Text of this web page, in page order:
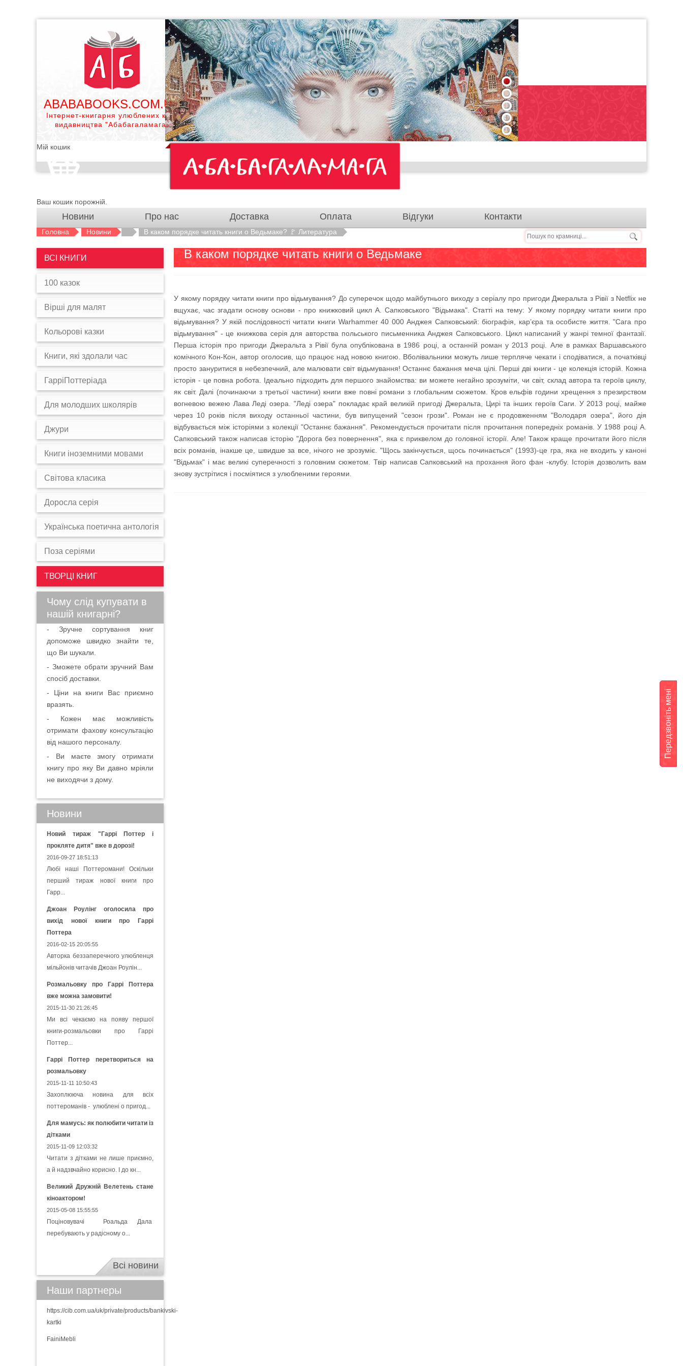
Передзвоніть мені
ABABABOOKS.COM.UA
Інтернет-книгарня улюблених книг
видавництва "Абабагаламага"
1
2
3
4
5
Мій кошик
Ваш кошик порожній.
Новини Про нас Доставка Оплата Відгуки Контакти
Головна Новини В каком порядке читать книги о Ведьмаке? 🚩 Литература
В каком порядке читать книги о Ведьмаке
У якому порядку читати книги про відьмування? До суперечок щодо майбутнього виходу з серіалу про пригоди Джеральта з Рівії з Netflix не
вщухає, час згадати основу основи - про книжковий цикл А. Сапковського "Відьмака". Статті на тему: У якому порядку читати книги про
відьмування? У якій послідовності читати книги Warhammer 40 000 Анджея Сапковський: біографія, кар’єра та особисте життя. "Сага про
відьмування" - це книжкова серія для авторства польського письменника Анджея Сапковського. Цикл написаний у жанрі темної фантазії.
Перша історія про пригоди Джеральта з Рівії була опублікована в 1986 році, а останній роман у 2013 році. Але в рамках Варшавського
комічного Кон-Кон, автор оголосив, що працює над новою книгою. Вболівальники можуть лише терпляче чекати і сподіватися, а початківці
просто зануритися в небезпечний, але малювати світ відьмування! Останнє бажання меча цілі. Перші дві книги - це колекція історій. Кожна
історія - це повна робота. Ідеально підходить для першого знайомства: ви можете негайно зрозуміти, чи світ, склад автора та героїв циклу,
як світ. Далі (починаючи з третьої частини) книги вже повні романи з глобальним сюжетом. Кров ельфів години хрещення з презирством
вогневою вежею Лава Леді озера. "Леді озера" покладає край великій пригоді Джеральта, Цирі та інших героїв Саги. У 2013 році, майже
через 10 років після виходу останньої частини, був випущений "сезон грози". Роман не є продовженням "Володаря озера", його дія
відбувається між історіями з колекції "Останнє бажання". Рекомендується прочитати після прочитання попередніх романів. У 1988 році А.
Сапковський також написав історію "Дорога без повернення", яка є приквелом до головної історії. Але! Також краще прочитати його після
всіх романів, інакше це, швидше за все, нічого не зрозуміє. "Щось закінчується, щось починається" (1993)-це гра, яка не входить у каноні
"Відьмак" і має великі суперечності з головним сюжетом. Твір написав Сапковський на прохання його фан -клубу. Історія дозволить вам
знову зустрітися і посміятися з улюбленими героями.
ВСІ КНИГИ
100 казок
Вірші для малят
Кольорові казки
Книги, які здолали час
ГарріПоттеріада
Для молодших школярів
Джури
Книги іноземними мовами
Світова класика
Доросла серія
Українська поетична антологія
Поза серіями
ТВОРЦІ КНИГ
Чому слід купувати в
нашій книгарні?
- Зручне сортування книг
допоможе швидко знайти те,
що Ви шукали.
- Зможете обрати зручний Вам
спосіб доставки.
- Ціни на книги Вас приємно
вразять.
- Кожен має можливість
отримати фахову консультацію
від нашого персоналу.
- Ви маєте змогу отримати
книгу про яку Ви давно мріяли
не виходячи з дому.
Новини
Новий тираж "Гаррі Поттер і
прокляте дитя" вже в дорозі!
2016-09-27 18:51:13
Любі наші Поттеромани! Оскільки
перший тираж нової книги про
Гарр...
Джоан Роулінг оголосила про
вихід нової книги про Гаррі
Поттера
2016-02-15 20:05:55
Авторка беззаперечного улюбленця
мільйонів читачів Джоан Роулін...
Розмальовку про Гаррі Поттера
вже можна замовити!
2015-11-30 21:26:45
Ми всі чекаємо на появу першої
книги-розмальовки про Гаррі
Поттер...
Гаррі Поттер перетвориться на
розмальовку
2015-11-11 10:50:43
Захоплююча новина для всіх
поттероманів - улюблені о пригод...
Для мамусь: як полюбити читати із
дітками
2015-11-09 12:03:32
Читати з дітками не лише приємно,
а й надзвчайно корисно. І до кн...
Великий Дружній Велетень стане
кіноактором!
2015-05-08 15:55:55
Поціновувачі Роальда Дала
перебувають у радісному о...
Всі новини
Наши партнеры
https://cib.com.ua/uk/private/products/bankivski-
kartki
FainiMebli